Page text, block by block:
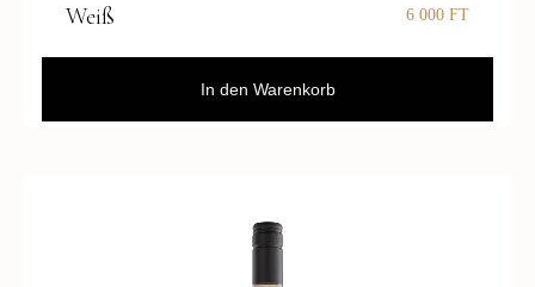
Weiß
6 000 FT
In den Warenkorb